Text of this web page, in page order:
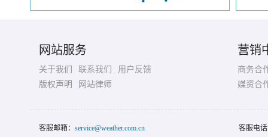
网站服务
关于我们 联系我们
用户反馈
版权声明
网站律师
营销
商务合
媒资合
客服邮箱： service@weather.com.cn 客服电